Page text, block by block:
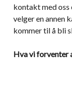
kontakt med oss
velger en annen
kommer til å bli
Hva vi forventer